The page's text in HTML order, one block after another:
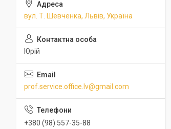
вул. Т. Шевченка, Львів, Україна
Юрій
prof.service.office.lv@gmail.com
+380 (98) 557-35-88